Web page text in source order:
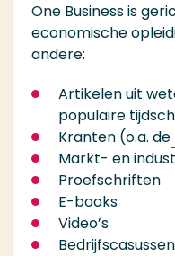
One Business is
economische
andere:
Artikelen uit
populaire
Kranten (o.a. de
Markt- en
Proefschriften
E-books
Video’s